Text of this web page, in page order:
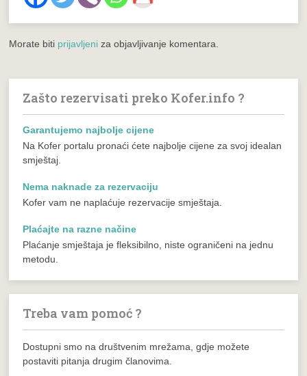
Morate biti prijavljeni za objavljivanje komentara.
Zašto rezervisati preko Kofer.info ?
Garantujemo najbolje cijene
Na Kofer portalu pronaći ćete najbolje cijene za svoj idealan
smještaj.
Nema naknade za rezervaciju
Kofer vam ne naplaćuje rezervacije smještaja.
Plaćajte na razne načine
Plaćanje smještaja je fleksibilno, niste ograničeni na jednu
metodu.
Treba vam pomoć ?
Dostupni smo na društvenim mrežama, gdje možete
postaviti pitanja drugim članovima.